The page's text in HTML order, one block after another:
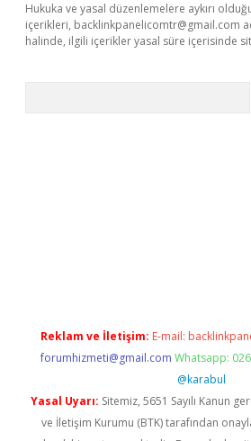
Hukuka ve yasal düzenlemelere aykırı
içerikleri, backlinkpanelicomtr@gmail.com
halinde, ilgili içerikler yasal süre içerisinde
Reklam ve İletişim: E-mail:
forumhizmeti@gmail.com Whatsapp:
@karabul
Yasal Uyarı: Sitemiz, 5651 Sayılı Kanun
ve İletişim Kurumu (BTK) tarafından